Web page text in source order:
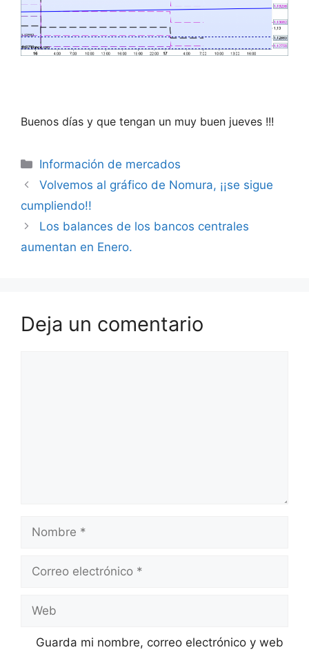
Buenos días y que tengan un muy buen jueves !!!
Categorías
Información de mercados
Volvemos al gráfico de Nomura, ¡¡se sigue
cumpliendo!!
Los balances de los bancos centrales
aumentan en Enero.
Deja un comentario
Nombre
Correo
Web
Guarda mi nombre, correo electrónico y web